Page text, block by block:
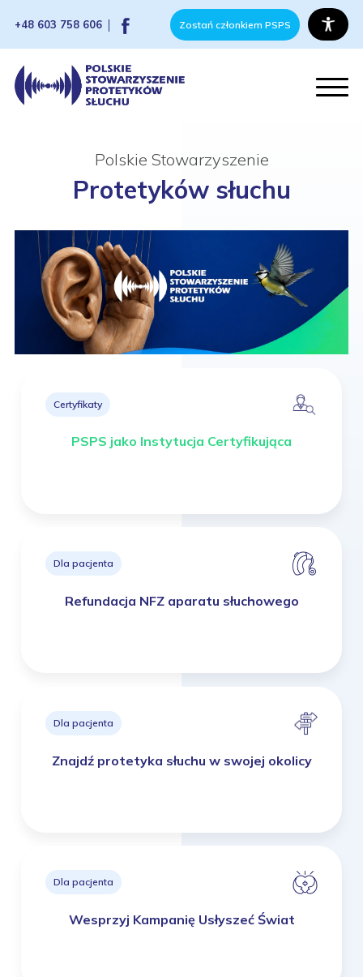
+48 603 758 606 Zostań członkiem PSPS
Polskie Stowarzyszenie
Protetyków słuchu
Certyfikaty
PSPS jako Instytucja Certyfikująca
Dla pacjenta
Refundacja NFZ aparatu słuchowego
Dla pacjenta
Znajdź protetyka słuchu w swojej okolicy
Dla pacjenta
Wesprzyj Kampanię Usłyszeć Świat